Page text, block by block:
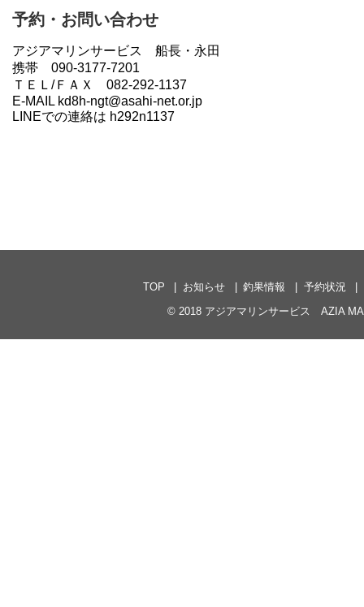
予約・お問い合わせ
アジアマリンサービス 船長・永田
携帯 090-3177-7201
ＴＥＬ/ＦＡＸ 082-292-1137
E-MAIL kd8h-ngt@asahi-net.or.jp
LINEでの連絡は h292n1137
TOP お知らせ 釣果情報
予約状況
© 2018 アジアマリンサービス AZIA